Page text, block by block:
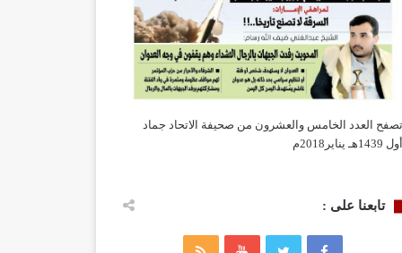
تصفح العدد الخامس والعشرون من صحيفة الاتحاد جماد
أول 1439هـ يناير2018م
تابعنا على :